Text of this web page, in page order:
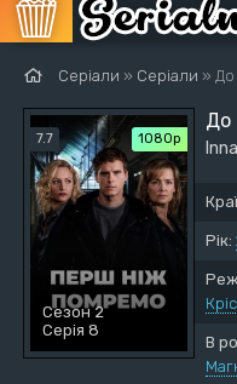
Серіали » Серіали » До
7.7 1080p
Сезон 2
Серія 8
До
Рік:
В